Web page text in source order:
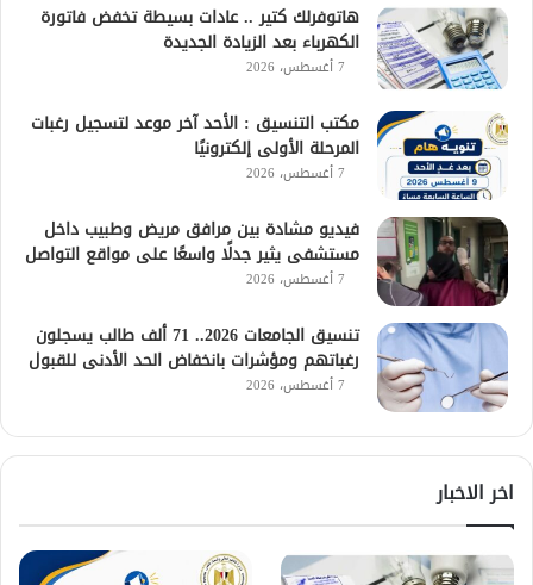
هاتوفرلك كتير .. عادات بسيطة تخفض فاتورة
الكهرباء بعد الزيادة الجديدة
7 أغسطس، 2026
مكتب التنسيق : الأحد آخر موعد لتسجيل رغبات
المرحلة الأولى إلكترونيًا
7 أغسطس، 2026
فيديو مشادة بين مرافق مريض وطبيب داخل
مستشفى يثير جدلًا واسعًا على مواقع التواصل
7 أغسطس، 2026
تنسيق الجامعات 2026.. 71 ألف طالب يسجلون
رغباتهم ومؤشرات بانخفاض الحد الأدنى للقبول
7 أغسطس، 2026
اخر الاخبار